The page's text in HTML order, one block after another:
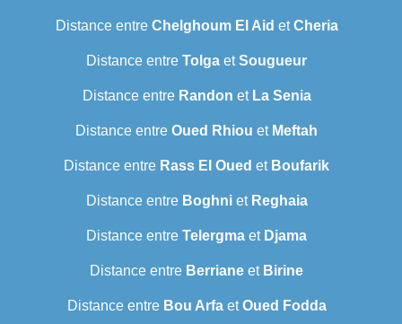
Distance entre Chelghoum El Aid etCheria
Distance entre Tolga etSougueur
Distance entre Randon et La Senia
Distance entre Oued Rhiou et Meftah
Distance entre Rass El Oued et Boufarik
Distance entre Boghniet Reghaia
Distance entre Telergma et Djama
Distance entre Berriane et Birine
Distance entre Bou ArfaetOued Fodda